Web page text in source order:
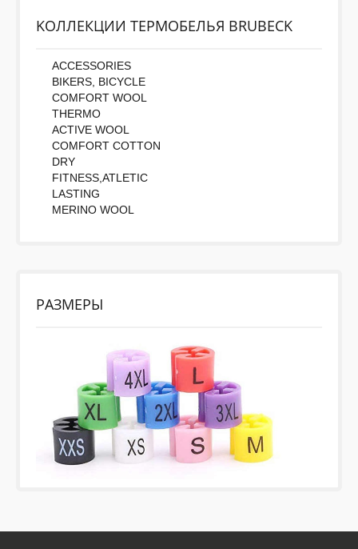
KОЛЛЕКЦИИ ТЕРМОБЕЛЬЯ BRUBECK
ACCESSORIES
BIKERS, BICYCLE
COMFORT WOOL
THERMO
ACTIVE WOOL
COMFORT COTTON
DRY
FITNESS,ATLETIC
LASTING
MERINO WOOL
РАЗМЕРЫ